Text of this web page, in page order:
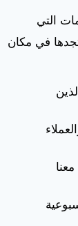
التي
في مكان